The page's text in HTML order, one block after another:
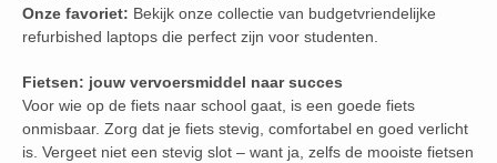
Onze favoriet: Bekijk onze collectie van budgetvriendelijke
refurbished laptops die perfect zijn voor studenten.
Fietsen: jouw vervoersmiddel naar succes
Voor wie op de fiets naar school gaat, is een goede fiets
onmisbaar. Zorg dat je fiets stevig, comfortabel en goed verlicht
is. Vergeet niet een stevig slot – want ja, zelfs de mooiste fietsen